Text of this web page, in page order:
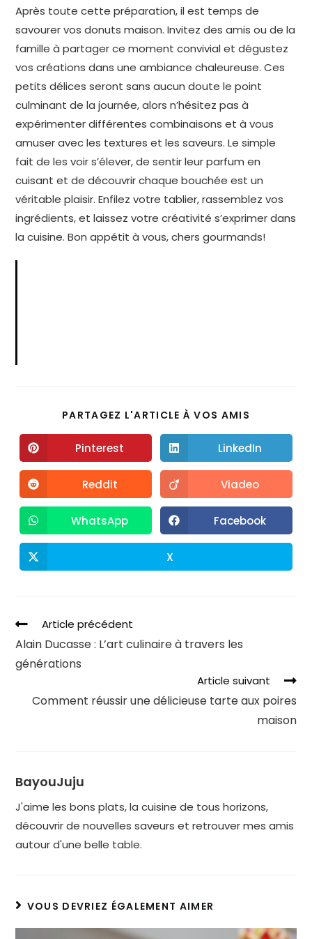
Après toute cette préparation, il est temps de
savourer vos donuts maison. Invitez des amis ou de la
famille à partager ce moment convivial et dégustez
vos créations dans une ambiance chaleureuse. Ces
petits délices seront sans aucun doute le point
culminant de la journée, alors n’hésitez pas à
expérimenter différentes combinaisons et à vous
amuser avec les textures et les saveurs. Le simple
fait de les voir s’élever, de sentir leur parfum en
cuisant et de découvrir chaque bouchée est un
véritable plaisir. Enfilez votre tablier, rassemblez vos
ingrédients, et laissez votre créativité s’exprimer dans
la cuisine. Bon appétit à vous, chers gourmands!
PARTAGEZ L'ARTICLE À VOS AMIS
Pinterest LinkedIn
Reddit Viadeo
WhatsApp Facebook
X
Article précédent
Alain Ducasse : L’art culinaire à travers les
générations
Article suivant
Comment réussir une délicieuse tarte aux poires
maison
BayouJuju
J'aime les bons plats, la cuisine de tous horizons,
découvrir de nouvelles saveurs et retrouver mes amis
autour d'une belle table.
VOUS DEVRIEZ ÉGALEMENT AIMER